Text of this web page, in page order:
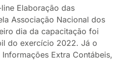
Elaboração das
Associação Nacional dos
dia da capacitação foi
do exercício 2022. Já o
Extra Contábeis,